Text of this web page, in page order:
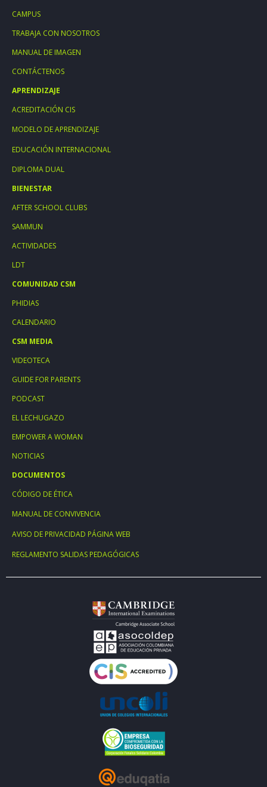
CAMPUS
TRABAJA CON NOSOTROS
MANUAL DE IMAGEN
CONTÁCTENOS
APRENDIZAJE
ACREDITACIÓN CIS
MODELO DE APRENDIZAJE
EDUCACIÓN INTERNACIONAL
DIPLOMA DUAL
BIENESTAR
AFTER SCHOOL CLUBS
SAMMUN
ACTIVIDADES
LDT
COMUNIDAD CSM
PHIDIAS
CALENDARIO
CSM MEDIA
VIDEOTECA
GUIDE FOR PARENTS
PODCAST
EL LECHUGAZO
EMPOWER A WOMAN
NOTICIAS
DOCUMENTOS
CÓDIGO DE ÉTICA
MANUAL DE CONVIVENCIA
AVISO DE PRIVACIDAD PÁGINA WEB
REGLAMENTO SALIDAS PEDAGÓGICAS